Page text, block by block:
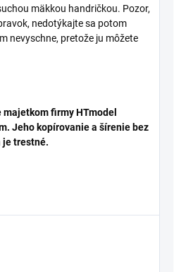
mäkkou handričkou. Pozor,
nedotýkajte sa potom
nevyschne, pretože ju môžete
majetkom firmy HTmodel
Jeho kopírovanie a šírenie bez
je trestné.